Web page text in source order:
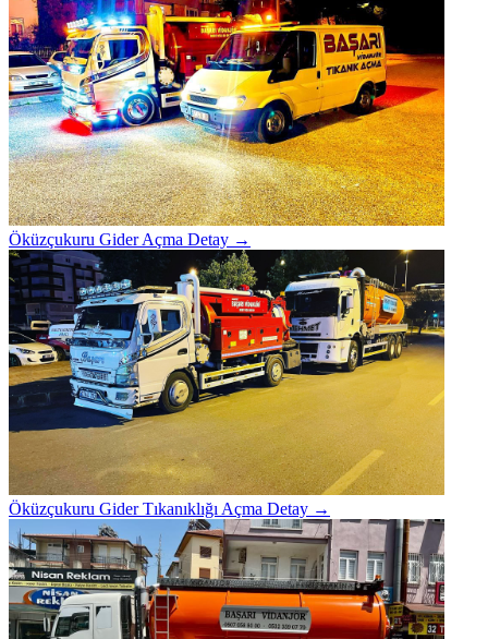
Öküzçukuru Gider Açma Detay →
Öküzçukuru Gider Tıkanıklığı Açma Detay →